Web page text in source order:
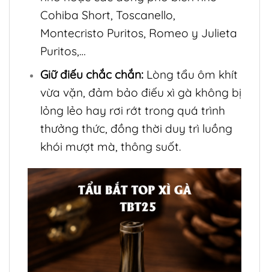
Cohiba Short, Toscanello,
Montecristo Puritos, Romeo y Julieta
Puritos,…
Giữ điếu chắc chắn:Lòng tẩu ôm khít
vừa vặn, đảm bảo điếu xì gà không bị
lỏng lẻo hay rơi rớt trong quá trình
thưởng thức, đồng thời duy trì luồng
khói mượt mà, thông suốt.